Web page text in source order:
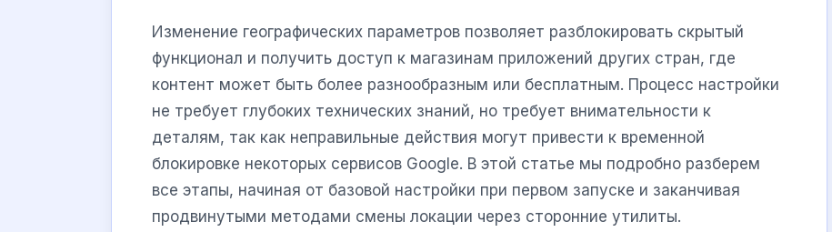
Изменение географических параметров позволяет разблокировать скрытый
функционал и получить доступ к магазинам приложений других стран, где
контент может быть более разнообразным или бесплатным. Процесс настройки
не требует глубоких технических знаний, но требует внимательности к
деталям, так как неправильные действия могут привести к временной
блокировке некоторых сервисов Google. В этой статье мы подробно разберем
все этапы, начиная от базовой настройки при первом запуске и заканчивая
продвинутыми методами смены локации через сторонние утилиты.